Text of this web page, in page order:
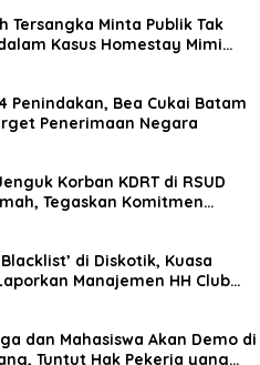
Tersangka Minta Publik Tak
Kasus Homestay Mimi
Penindakan, Bea Cukai Batam
Penerimaan Negara
Korban KDRT di RSUD
Tegaskan Komitmen
di Diskotik, Kuasa
Manajemen HH Club
dan Mahasiswa Akan Demo di
Tuntut Hak Pekerja yang